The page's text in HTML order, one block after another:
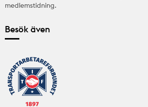
medlemstidning.
Besök även